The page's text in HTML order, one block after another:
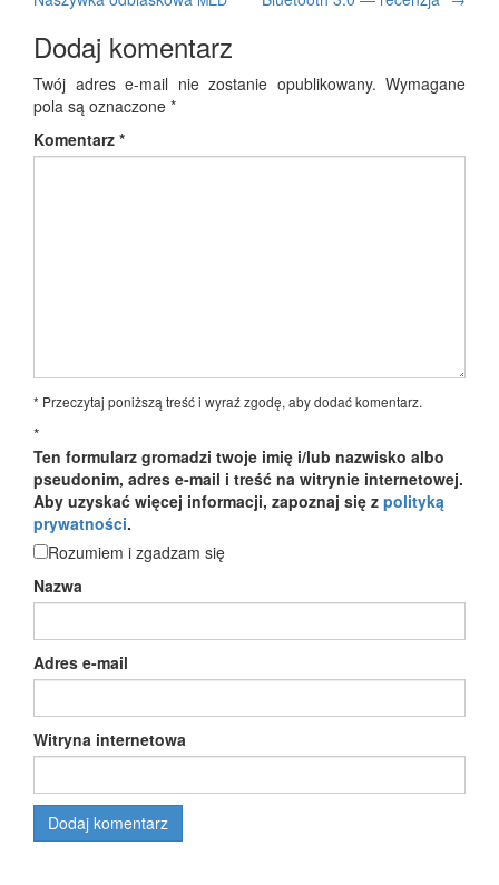
wpisy
Dodaj komentarz
Twój adres e-mail nie zostanie opublikowany. Wymagane
pola są oznaczone *
Komentarz *
* Przeczytaj poniższą treść i wyraź zgodę, aby dodać komentarz.
*
Ten formularz gromadzi twoje imię i/lub nazwisko albo
pseudonim, adres e-mail i treść na witrynie internetowej.
Aby uzyskać więcej informacji, zapoznaj się z polityką
prywatności.
Rozumiem i zgadzam się
Nazwa
Adres e-mail
Witryna internetowa